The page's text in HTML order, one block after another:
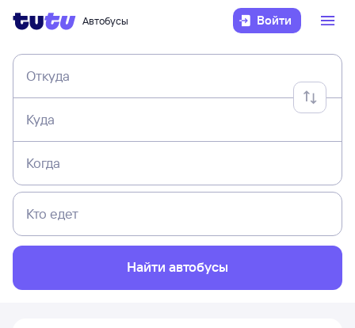
Автобусы Войти
Откуда
Куда
Когда
Кто едет
Найти автобусы